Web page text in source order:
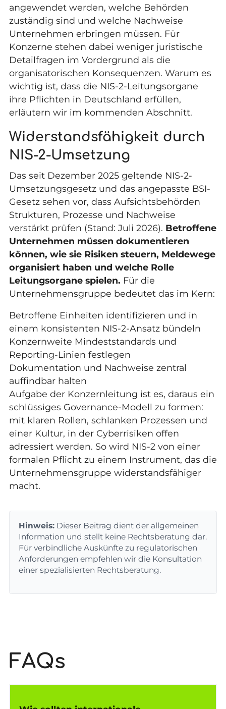
angewendet werden, welche Behörden
zuständig sind und welche Nachweise
Unternehmen erbringen müssen. Für
Konzerne stehen dabei weniger juristische
Detailfragen im Vordergrund als die
organisatorischen Konsequenzen. Warum es
wichtig ist, dass die NIS-2-Leitungsorgane
ihre Pflichten in Deutschland erfüllen,
erläutern wir im kommenden Abschnitt.
Widerstandsfähigkeit durch
NIS-2-Umsetzung
Das seit Dezember 2025 geltende NIS-2-
Umsetzungsgesetz und das angepasste BSI-
Gesetz sehen vor, dass Aufsichtsbehörden
Strukturen, Prozesse und Nachweise
verstärkt prüfen (Stand: Juli 2026). Betroffene
Unternehmen müssen dokumentieren
können, wie sie Risiken steuern, Meldewege
organisiert haben und welche Rolle
Leitungsorgane spielen. Für die
Unternehmensgruppe bedeutet das im Kern:
Betroffene Einheiten identifizieren und in
einem konsistenten NIS-2-Ansatz bündeln
Konzernweite Mindeststandards und
Reporting-Linien festlegen
Dokumentation und Nachweise zentral
auffindbar halten
Aufgabe der Konzernleitung ist es, daraus ein
schlüssiges Governance-Modell zu formen:
mit klaren Rollen, schlanken Prozessen und
einer Kultur, in der Cyberrisiken offen
adressiert werden. So wird NIS-2 von einer
formalen Pflicht zu einem Instrument, das die
Unternehmensgruppe widerstandsfähiger
macht.
Hinweis:Dieser Beitrag dient der allgemeinen
Information und stellt keine Rechtsberatung dar.
Für verbindliche Auskünfte zu regulatorischen
Anforderungen empfehlen wir die Konsultation
einer spezialisierten Rechtsberatung.
FAQs